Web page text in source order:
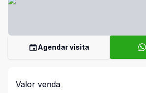
Agendar visita
Valor venda